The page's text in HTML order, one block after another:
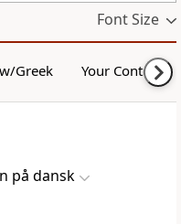
Font Size
Greek Your Content
på dansk